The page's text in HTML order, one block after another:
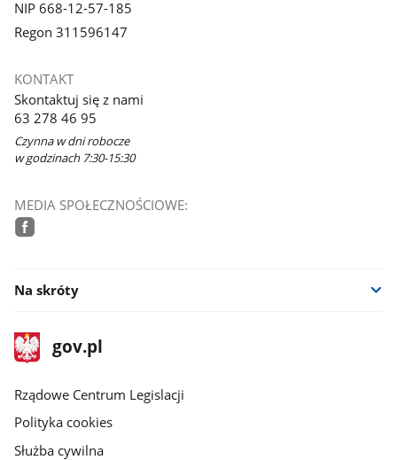
NIP 668-12-57-185
Regon 311596147
KONTAKT
Skontaktuj się z nami
63 278 46 95
Czynna w dni robocze
w godzinach 7:30-15:30
MEDIA SPOŁECZNOŚCIOWE:
Na skróty
stopka
gov.plStrona
gov.pl
Rządowe Centrum Legislacji
Polityka cookies
Służba cywilna